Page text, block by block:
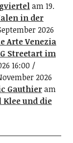
am 19.
in der
2026
Arte Venezia
Streetart im
16:00
2026
Gauthieram
Klee und die